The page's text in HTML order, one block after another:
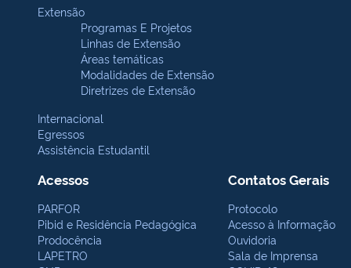
Extensão
Programas E Projetos
Linhas de Extensão
Áreas temáticas
Modalidades de Extensão
Diretrizes de Extensão
Internacional
Egressos
Assistência Estudantil
Acessos
PARFOR
Pibid e Residência Pedagógica
Prodocência
LAPETRO
Contatos Gerais
Protocolo
Acesso à Informação
Ouvidoria
Sala de Imprensa